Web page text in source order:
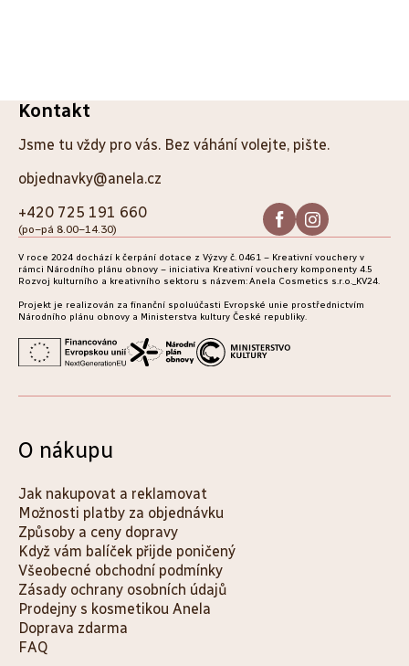
Kontakt
Jsme tu vždy pro vás. Bez váhání volejte, pište.
objednavky@anela.cz
+420 725 191 660
(po–pá 8.00–14.30)
V roce 2024 dochází k čerpání dotace z Výzvy č. 0461 – Kreativní vouchery v
rámci Národního plánu obnovy – iniciativa Kreativní vouchery komponenty 4.5
Rozvoj kulturního a kreativního sektoru s názvem: Anela Cosmetics s.r.o._KV24.
Projekt je realizován za finanční spoluúčasti Evropské unie prostřednictvím
Národního plánu obnovy a Ministerstva kultury České republiky.
O nákupu
Jak nakupovat a reklamovat
Možnosti platby za objednávku
Způsoby a ceny dopravy
Když vám balíček přijde poničený
Všeobecné obchodní podmínky
Zásady ochrany osobních údajů
Prodejny s kosmetikou Anela
Doprava zdarma
FAQ